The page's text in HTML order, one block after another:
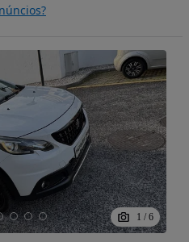
1 / 6